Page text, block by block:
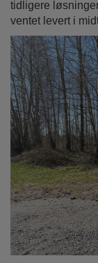
tidligere
ventet levert i